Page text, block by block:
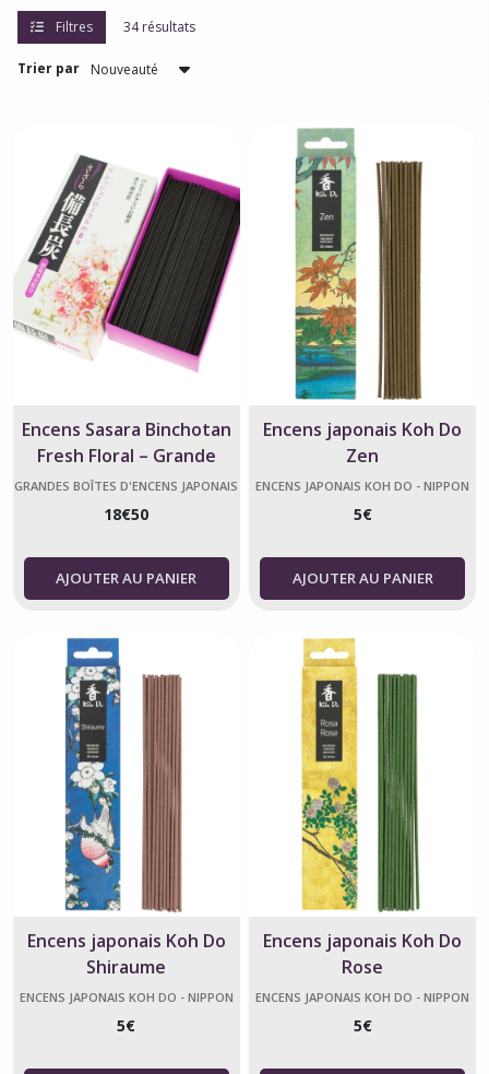
Filtres 34 résultats
Trier par
Encens Sasara Binchotan
Fresh Floral – Grande
boîte
GRANDES BOÎTES D'ENCENS JAPONAIS
18€50
AJOUTER AU PANIER
Encens japonais Koh Do
Zen
ENCENS JAPONAIS KOH DO - NIPPON
5€
AJOUTER AU PANIER
Encens japonais Koh Do
Shiraume
ENCENS JAPONAIS KOH DO - NIPPON
5€
Encens japonais Koh Do
Rose
ENCENS JAPONAIS KOH DO - NIPPON
5€
Koh
Kodo
(24)
Grandes
boîtes
d'encens
japonais
-
Nippon
Kodo
Afficher
les